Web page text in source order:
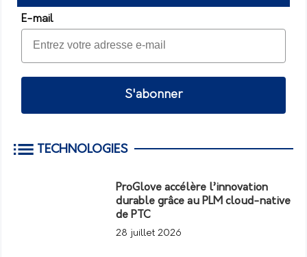
E-mail
S'abonner
TECHNOLOGIES
ProGlove accélère l’innovation
durable grâce au PLM cloud-native
de PTC
28 juillet 2026